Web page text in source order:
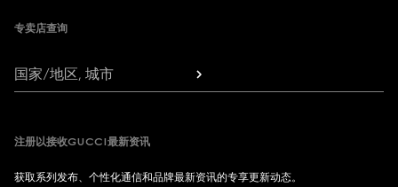
专卖店查询
国家/地区, 城市
注册以接收GUCCI最新资讯
获取系列发布、个性化通信和品牌最新资讯的专享更新动态。